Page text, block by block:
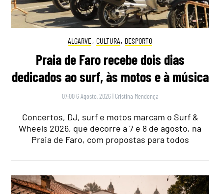
ALGARVE, CULTURA, DESPORTO
Praia de Faro recebe dois dias
dedicados ao surf, às motos e à música
07:00 6 Agosto, 2026 | Cristina Mendonça
Concertos, DJ, surf e motos marcam o Surf &
Wheels 2026, que decorre a 7 e 8 de agosto, na
Praia de Faro, com propostas para todos